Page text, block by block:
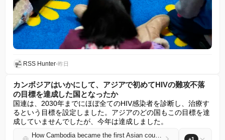
RSS Hunter•昨日
カンボジアはいかにして、アジアで初めてHIVの難攻不落
の目標を達成した国となったか
国連は、2030年までにほぼ全てのHIV感染者を診断し、治療す
るという目標を設定しました。アジアのどの国もこの目標を達
成していませんでしたが、今年は達成しました。
How Cambodia became the first Asian country to hit an elusive HIV target